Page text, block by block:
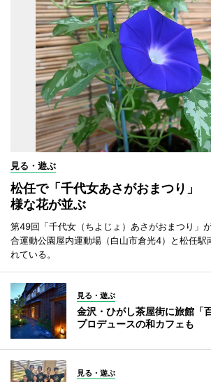
見る・遊ぶ
松任で「千代女あさがおまつり」
様な花が並ぶ
第49回「千代女（ちよじょ）あさがおまつり」
合運動公園屋内運動場（白山市倉光4）と松任駅
れている。
見る・遊ぶ
金沢・ひがし茶屋街に旅館
プロデュースの和カフェも
見る・遊ぶ